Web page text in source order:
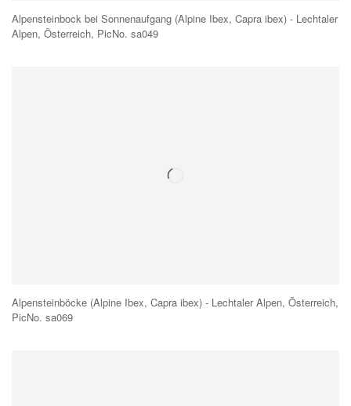
Alpensteinbock bei Sonnenaufgang (Alpine Ibex, Capra ibex) - Lechtaler
Alpen, Österreich, PicNo. sa049
Alpensteinböcke (Alpine Ibex, Capra ibex) - Lechtaler Alpen, Österreich,
PicNo. sa069